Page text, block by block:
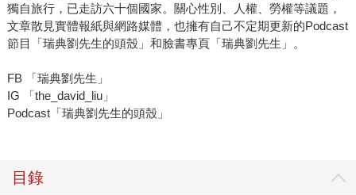
獨自旅行，已走訪六十個國家。關心性別、人權、勞權等議題，
文章散見實體報紙與網路媒體，也擁有自己不定期更新的Podcast
節目「瑞典劉先生的頭殼」和臉書專頁「瑞典劉先生」。
FB 「瑞典劉先生」
IG 「the_david_liu」
Podcast「瑞典劉先生的頭殼」
目錄